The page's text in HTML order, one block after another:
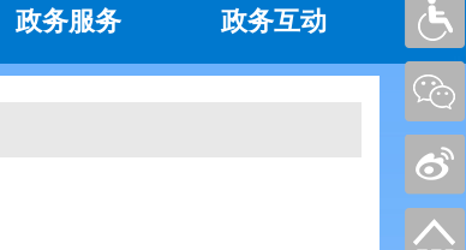
政务服务 政务互动